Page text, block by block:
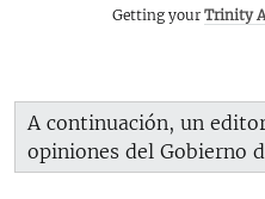
Getting yourTrinity
A continuación, un
opiniones del Gobierno